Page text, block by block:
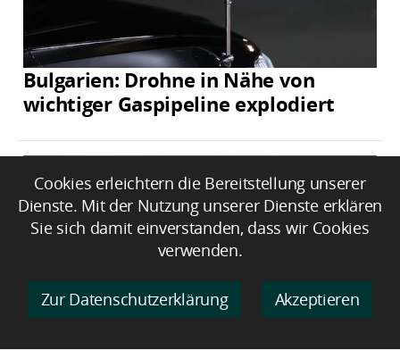
Bulgarien: Drohne in Nähe von
wichtiger Gaspipeline explodiert
Cookies erleichtern die Bereitstellung unserer
Dienste. Mit der Nutzung unserer Dienste erklären
Sie sich damit einverstanden, dass wir Cookies
verwenden.
Zur Datenschutzerklärung Akzeptieren